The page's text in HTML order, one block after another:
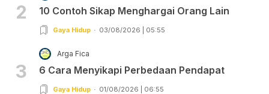
2 10 Contoh Sikap Menghargai Orang Lain
Gaya Hidup 03/08/2026 | 05:55
3
Arga Fica
6 Cara Menyikapi Perbedaan Pendapat
Gaya Hidup 01/08/2026 | 06:55